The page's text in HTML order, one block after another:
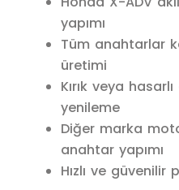
yapımı
Tüm anahtarlar
üretimi
Kırık veya
yenileme
Diğer marka
anahtar yapımı
Hızlı ve